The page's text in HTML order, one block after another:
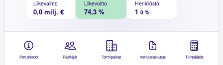
Liikevaihto
0,0 milj. €
Liikevoitto
74,3 %
Henkilöstö
1 0 %
Perustiedot Päättäjät Toimipaikat Verkkolaskutus Tilinpäätös